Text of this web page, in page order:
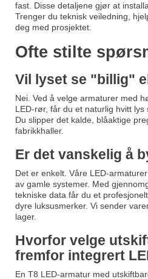
fast. Disse detaljene gjør at
Trenger du teknisk veiledning,
deg med prosjektet.
Ofte stilte
Vil lyset se "billig"
Nei. Ved å velge armaturer med
LED-rør, får du et naturlig hvitt lys
Du slipper det kalde, blåaktige
fabrikkhaller.
Er det vanskelig å
Det er enkelt. Våre LED-
av gamle systemer. Med
tekniske data får du et
dyre luksusmerker. Vi sender
lager.
Hvorfor velge
fremfor integrert
En T8 LED-armatur med